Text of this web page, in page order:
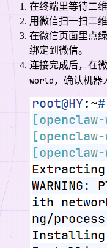
在终端里等待二维
用微信扫一扫二维
在微信页面里点
绑定到微信。
连接完成后，在
world，确认机器